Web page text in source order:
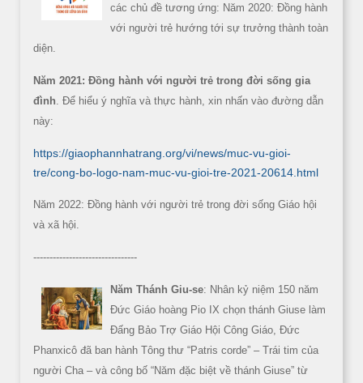
các chủ đề tương ứng: Năm 2020: Đồng hành
với người trẻ hướng tới sự trưởng thành toàn
diện.
Năm 2021: Đồng hành với người trẻ trong đời sống gia
đình . Để hiểu ý nghĩa và thực hành, xin nhấn vào đường dẫn
này:
https://giaophannhatrang.org/vi/news/muc-vu-gioi-
tre/cong-bo-logo-nam-muc-vu-gioi-tre-2021-20614.html
Năm 2022: Đồng hành với người trẻ trong đời sống Giáo hội
và xã hội.
--------------------------------
Năm Thánh Giu-se: Nhân kỷ niệm 150 năm
Đức Giáo hoàng Pio IX chọn thánh Giuse làm
Đấng Bảo Trợ Giáo Hội Công Giáo, Đức
Phanxicô đã ban hành Tông thư “Patris corde” – Trái tim của
người Cha – và công bố “Năm đặc biệt về thánh Giuse” từ